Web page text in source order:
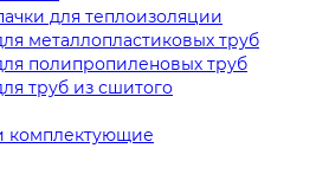
для теплоизоляции
металлопластиковых труб
полипропиленовых труб
труб из сшитого
комплектующие